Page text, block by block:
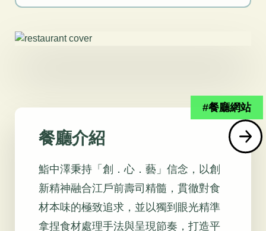
餐廳介紹
鮨中澤秉持「創．心．藝」信念，以創
新精神融合江戶前壽司精髓，貫徹對食
材本味的極致追求，並以獨到眼光精準
拿捏食材處理手法與呈現節奏，打造平
#餐廳網站